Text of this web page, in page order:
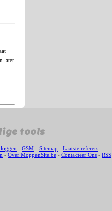
later
tools
- GSM - Sitemap - Laatste referers -
- Over MoppenSite.be - Contacteer Ons - RSS